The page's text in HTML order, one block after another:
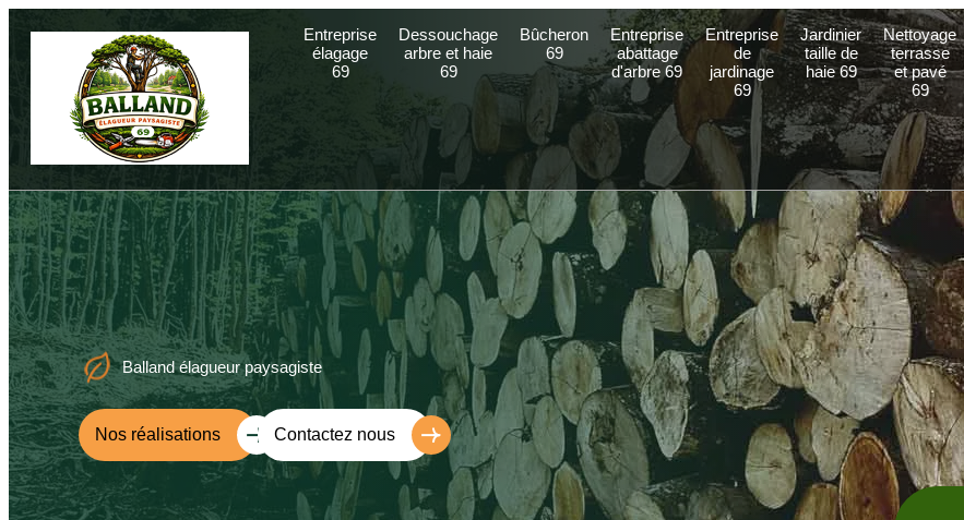
Entreprise
élagage
69
Dessouchage
arbre et haie
69
Bûcheron
69
Entreprise
abattage
d'arbre 69
Entreprise
de
jardinage
69
Jardinier
taille de
haie 69
Nettoyage
terrasse
et pavé
69
Balland élagueur paysagiste
Nos réalisations Contactez nous